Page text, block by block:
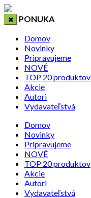
PONUKA
Domov
Novinky
Pripravujeme
NOVÉ
TOP 20 produktov
Akcie
Autori
Vydavateľstvá
Domov
Novinky
Pripravujeme
NOVÉ
TOP 20 produktov
Akcie
Autori
Vydavateľstvá